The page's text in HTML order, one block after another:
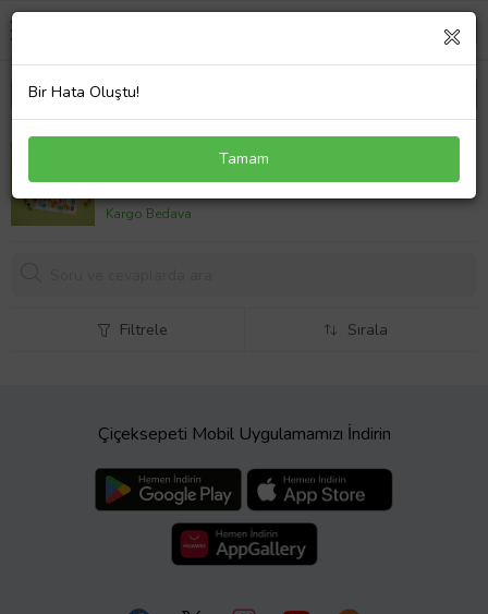
LEGO® DUPLO® Kasabası Alfabe Kamyonu
2464,03 TL
Kargo Bedava
Filtrele Sırala
Çiçeksepeti Mobil Uygulamamızı İndirin
Bir Hata Oluştu!
Tamam